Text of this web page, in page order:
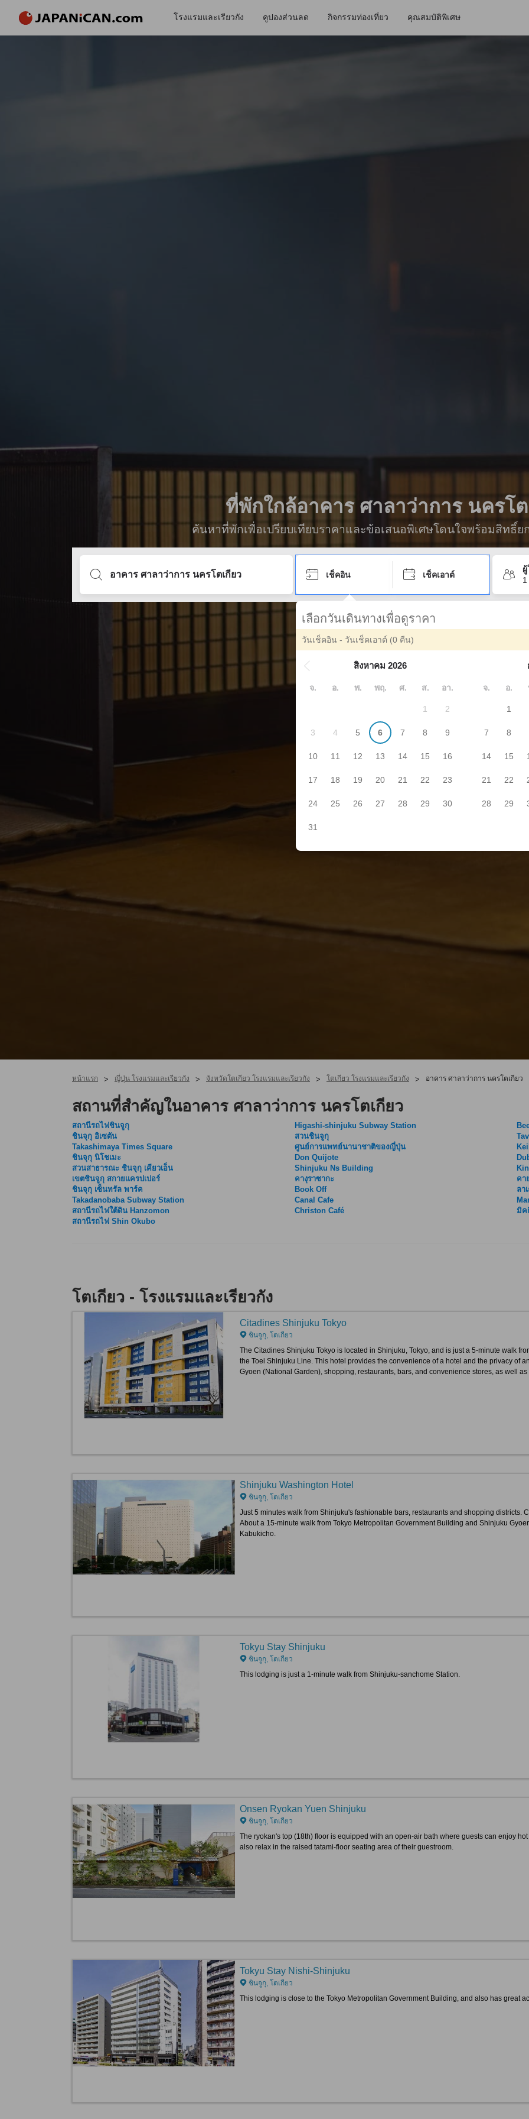
โรงแรมและเรียวกัง คูปองส่วนลด กิจกรรมท่องเที่ยว คุณสมบัติพิเศษ
ที่พักใกล้อาคาร ศาลาว่าการ นครโต
ค้นหาที่พักเพื่อเปรียบเทียบราคาและข้อเสนอพิเศษโดนใจพร้อมสิทธิ์ย
เช็คอิน เช็คเอาต์
เลือกวันเดินทางเพื่อดูราคา
วันเช็คอิน - วันเช็คเอาต์ (0 คืน)
สิงหาคม 2026
จ. อ. พ. พฤ. ศ. ส. อา.
1 2
3 4 5 6 7 8 9
10 11 12 13 14 15 16
17 18 19 20 21 22 23
24 25 26 27 28 29 30
31
จ. อ.
1
7 8
14 15
21 22
28 29
หน้าแรก > ญี่ปุ่น โรงแรมและเรียวกัง > จังหวัดโตเกียว โรงแรมและเรียวกัง > โตเกียว โรงแรมและเรียวกัง > อาคาร ศาลาว่าการ นครโตเกียว
สถานที่สำคัญในอาคาร ศาลาว่าการ นครโตเกียว
สถานีรถไฟชินจูกุ
ชินจุกุ อิเซตัน
Takashimaya Times Square
ชินจุกุ นิโชเมะ
สวนสาธารณะ ชินจุกุ เคียวเอ็น
เขตชินจูกุ สกายแครปเปอร์
ชินจุกุ เซ็นทรัล พาร์ค
Takadanobaba Subway Station
สถานีรถไฟใต้ดิน Hanzomon
สถานีรถไฟ Shin Okubo
Higashi-shinjuku Subway Station
สวนชินจูกุ
ศูนย์การแพทย์นานาชาติของญี่ปุ่น
Don Quijote
Shinjuku Ns Building
คางุราซากะ
Book Off
Canal Cafe
Christon Café
คา
ลา
มิค
โตเกียว - โรงแรมและเรียวกัง
Citadines Shinjuku Tokyo
ชินจูกุ, โตเกียว
The Citadines Shinjuku Tokyo is located in Shinjuku, Tokyo, and is just a 5-minute walk
the Toei Shinjuku Line. This hotel provides the convenience of a hotel and the privacy of
Gyoen (National Garden), shopping, restaurants, bars, and convenience stores, as well
Shinjuku Washington Hotel
ชินจูกุ, โตเกียว
Just 5 minutes walk from Shinjuku's fashionable bars, restaurants and shopping districts.
About a 15-minute walk from Tokyo Metropolitan Government Building and Shinjuku
Kabukicho.
Tokyu Stay Shinjuku
ชินจูกุ, โตเกียว
This lodging is just a 1-minute walk from Shinjuku-sanchome Station.
Onsen Ryokan Yuen Shinjuku
ชินจูกุ, โตเกียว
The ryokan's top (18th) floor is equipped with an open-air bath where guests can enjoy
also relax in the raised tatami-floor seating area of their guestroom.
Tokyu Stay Nishi-Shinjuku
ชินจูกุ, โตเกียว
This lodging is close to the Tokyo Metropolitan Government Building, and also has great